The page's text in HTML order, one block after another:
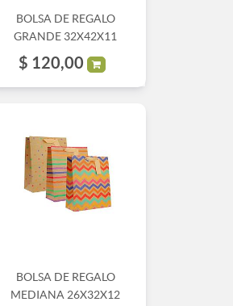
BOLSA DE REGALO
GRANDE 32X42X11
$ 120,00
BOLSA DE REGALO
MEDIANA 26X32X12